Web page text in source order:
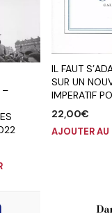
–
IL FAUT
SUR UN
IMPERATIF
22,00€
AJOUTER AU